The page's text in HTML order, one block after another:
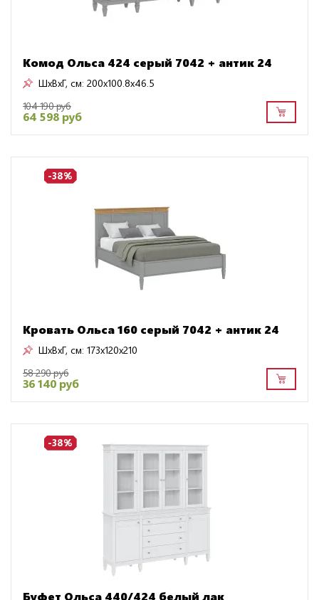
Комод Ольса 424 серый 7042 + антик 24
ШxВxГ, см: 200x100.8x46.5
104 190 руб
64 598 руб
-38%
Кровать Ольса 160 серый 7042 + антик 24
ШxВxГ, см: 173x120x210
58 290 руб
36 140 руб
-38%
Буфет Ольса 440/424 белый лак